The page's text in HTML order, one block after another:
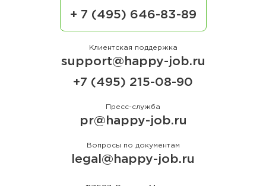
+ 7 (495) 646-83-89
Клиентская поддержка
support@happy-job.ru
+7 (495) 215-08-90
Пресс-служба
pr@happy-job.ru
Вопросы по документам
legal@happy-job.ru